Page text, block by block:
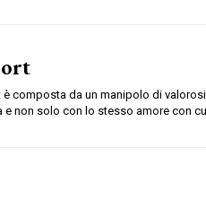
composta da un manipolo di
e non solo con lo stesso amore con